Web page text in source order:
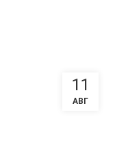
11
АВГ